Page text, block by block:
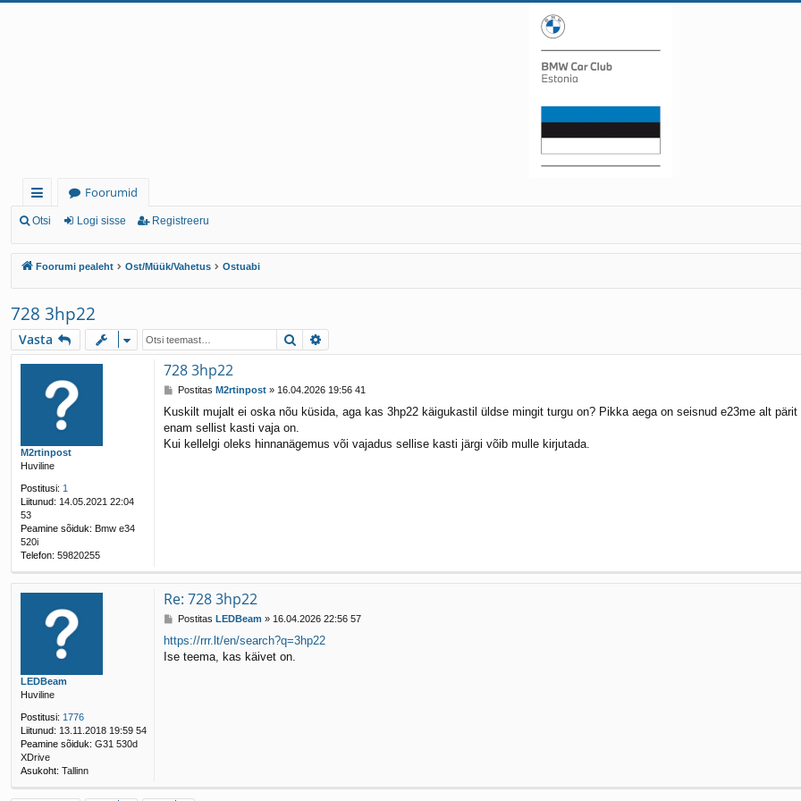
iirl
in
gi
Foorumid
Otsi Logi sisse Registreeru
Foorumi pealeht Ost/Müük/Vahetus Ostuabi
728 3hp22
Vasta Otsi
M2rtinpost
Huviline
Postitusi: 1
Liitunud: 14.05.2021 22:04
53
Peamine sõiduk: Bmw e34
520i
Telefon: 59820255
728 3hp22
P
s
t
Postitas M2rtinpost» 16.04.2026 19:56 41
Kuskilt mujalt ei oska nõu küsida, aga kas 3hp22 käigukastil üldse mingit turgu on? Pikka aega on seisnud e23me alt
enam sellist kasti vaja on.
Kui kellelgi oleks hinnanägemus või vajadus sellise kasti järgi võib mulle kirjutada.
LEDBeam
Huviline
Postitusi: 1776
Liitunud: 13.11.2018 19:59 54
Peamine sõiduk: G31 530d
XDrive
Asukoht: Tallinn
Re: 728 3hp22
P
s
t
Postitas LEDBeam » 16.04.2026 22:56 57
https://rrr.lt/en/search?q=3hp22
Ise teema, kas käivet on.